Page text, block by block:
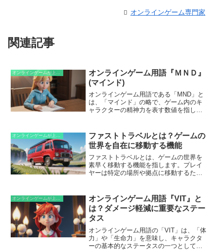
オンラインゲーム専門家
関連記事
オンラインゲーム用語『ＭＮＤ』
(マインド)
オンラインゲーム用語である「MND」と
は、「マインド」の略で、ゲーム内のキ
ャラクターの精神力を表す数値を指しま
ルなどのさまざまなゲーム要素に影響を
与えます。高いMNDを持つキャラクター
は、魔法攻撃への耐性が高まり、精神攻
撃を仕掛けることが可能になるなど、敵
に有利な戦いを展開することができま
す。また、MNDはキャラクターの精神的
ファストトラベルとは？ゲームの
世界を自在に移動する機能
ファストトラベルとは、ゲームの世界を
素早く移動する機能を指します。プレイ
ヤーは特定の場所や拠点に移動するため
索したり、クエストの目的地に素早く到
達したりするために不可欠な機能です。
ファストトラベルは、ゲームの進行を効
率化し、プレーヤーの時間を節約する手
段として広く利用されています。
オンラインゲームが上手くなるための知識
オンラインゲーム用語『VIT』と
は？ダメージ軽減に重要なステー
タス
オンラインゲーム用語の「VIT」は、「体
力」や「生命力」を意味し、キャラクタ
ーの基本的なステータスの一つとして機